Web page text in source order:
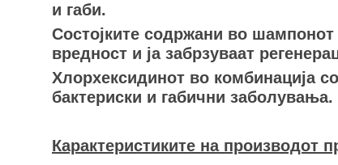
и габи.
Состојките содржани во шампонот
вредност и ја забрзуваат
Хлорхексидинот во комбинација
бактериски и габични заболувања.
Карактеристиките на производот